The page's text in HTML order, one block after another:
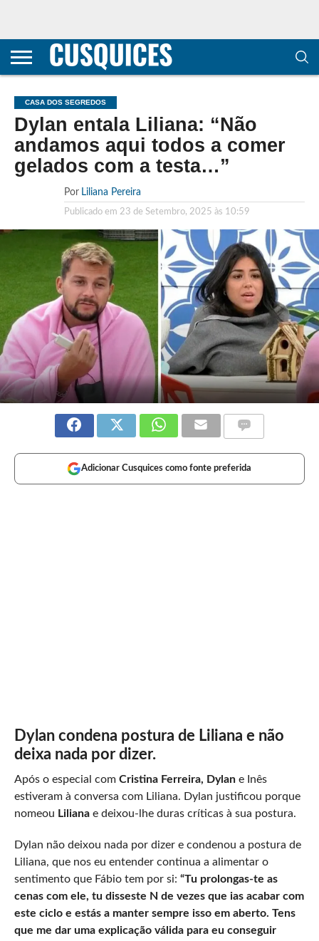
CONTACTOS
HOME
POLÍTICA DE
E COOKIES
SOBRE
TERMOS E
TRANSPARÊNCIA
METODOLOGIA
CASA DOS SEGREDOS
Dylan entala Liliana: “Não
andamos aqui todos a comer
gelados com a testa…”
Por Liliana Pereira
Publicado em 23 de Setembro, 2025 às 10:59
Adicionar Cusquices como fonte preferida
Dylan condena postura de Liliana e não
deixa nada por dizer.
Após o especial com Cristina Ferreira, Dylan e Inês
estiveram à conversa com Liliana. Dylan justificou porque
nomeou Lilianae deixou-lhe duras críticas à sua postura.
Dylan não deixou nada por dizer e condenou a postura de
Liliana, que nos eu entender continua a alimentar o
sentimento que Fábio tem por si: “Tu prolongas-te as
cenas com ele, tu disseste N de vezes que ias acabar com
este ciclo e estás a manter sempre isso em aberto. Tens
que me dar uma explicação válida para eu conseguir